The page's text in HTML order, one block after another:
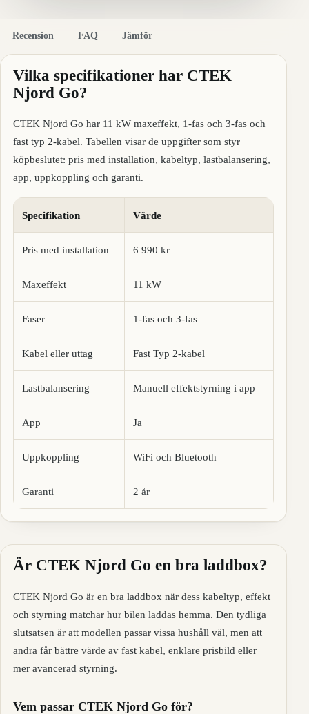
Recension FAQ Jämför
Vilka specifikationer har CTEK
Njord Go?
CTEK Njord Go har 11 kW maxeffekt, 1-fas och 3-fas och
fast typ 2-kabel. Tabellen visar de uppgifter som styr
köpbeslutet: pris med installation, kabeltyp, lastbalansering,
app, uppkoppling och garanti.
Specifikation Värde
Pris med installation 6 990 kr
Maxeffekt 11 kW
Faser 1-fas och 3-fas
Kabel eller uttag Fast Typ 2-kabel
Lastbalansering Manuell effektstyrning i app
App Ja
Uppkoppling WiFi och Bluetooth
Garanti 2 år
Är CTEK Njord Go en bra laddbox?
CTEK Njord Go är en bra laddbox när dess kabeltyp, effekt
och styrning matchar hur bilen laddas hemma. Den tydliga
slutsatsen är att modellen passar vissa hushåll väl, men att
andra får bättre värde av fast kabel, enklare prisbild eller
mer avancerad styrning.
Vem passar CTEK Njord Go för?